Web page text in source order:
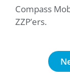
Compass
ZZP’ers.